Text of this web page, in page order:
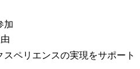
加
ペリエンスの実現をサポート